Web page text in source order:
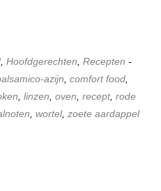
Hoofdgerechten Recepten -
azijn comfort food
linzen oven recept, rode
wortel, zoete aardappel